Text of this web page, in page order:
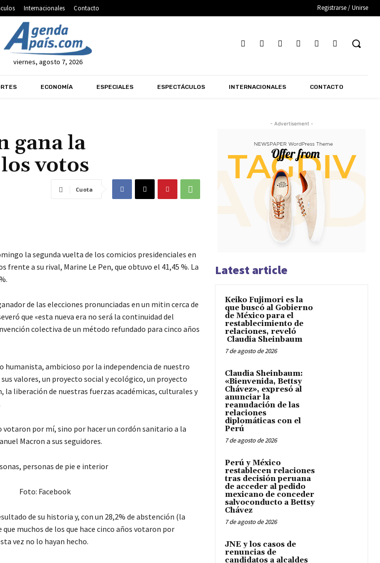
Internacionales Contacto Registrarse / Unirse
viernes, agosto 7, 2026
ECONOMÍA ESPECIALES ESPECTÁCULOS INTERNACIONALES CONTACTO
gana la
votos
Cuota
la segunda vuelta de los comicios presidenciales en
frente a su rival, Marine Le Pen, que obtuvo el 41,45 %. La
de las elecciones pronunciadas en un mitin cerca de
que «esta nueva era no será la continuidad del
colectiva de un método refundado para cinco años
humanista, ambicioso por la independencia de nuestro
valores, un proyecto social y ecológico, un proyecto
la liberación de nuestras fuerzas académicas, culturales y
votaron por mí, sino por hacer un cordón sanitario a la
Macron a sus seguidores.
Foto: Facebook
de su historia y, con un 28,2% de abstención (la
muchos de los que hace cinco años votaron por
vez no lo hayan hecho.
- Advertisement -
Latest article
Keiko Fujimori es la
que buscó al Gobierno
de México para el
restablecimiento de
relaciones, reveló
Claudia Sheinbaum
7 de agosto de 2026
Claudia Sheinbaum:
«Bienvenida, Bettsy
Chávez», expresó al
anunciar la
reanudación de las
relaciones
diplomáticas con el
Perú
7 de agosto de 2026
Perú y México
restablecen relaciones
tras decisión peruana
de acceder al pedido
mexicano de conceder
salvoconducto a Bettsy
Chávez
7 de agosto de 2026
JNE y los casos de
renuncias de
candidatos a alcaldes